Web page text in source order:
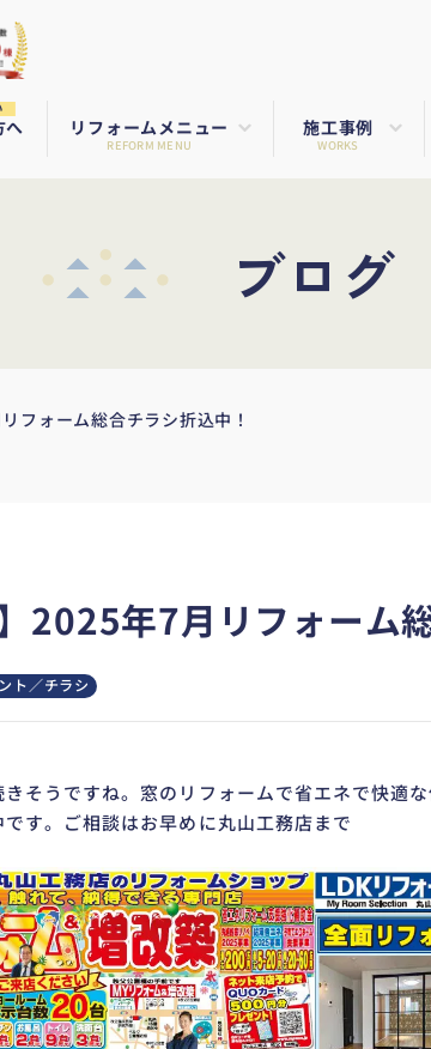
へ リフォームメニュー
REFORM MENU
施工事例
WORKS
ブログ
フォーム総合チラシ折込中！
2025年7月リフォーム
ト／チラシ
そうですね。窓のリフォームで省エネで快適
す。ご相談はお早めに丸山工務店まで